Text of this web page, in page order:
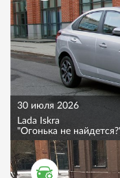
30 июля 2026
Lada Iskra
"Огонька не
ТЕСТ ДРАЙВ